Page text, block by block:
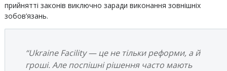
прийнятті законів виключно заради виконання зовнішніх
зобов’язань.
“Ukraine Facility — це не тільки реформи, а й
гроші. Але поспішні рішення часто мають